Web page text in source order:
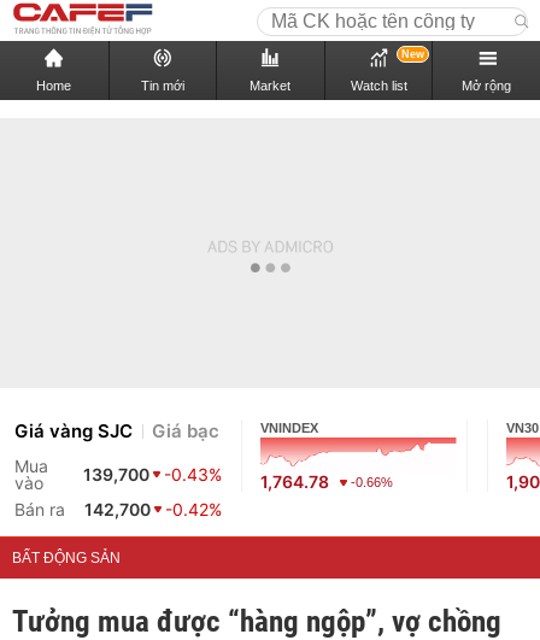
Home Tin mới Market Watch list
New
Mở rộng
Giá vàng SJC Giá bạc
Mua
vào
139,700
-0.43%
Bán ra
142,700 -0.42%
VNINDEX
1,764.78 -0.66%
VN30
BẤT ĐỘNG SẢN
Tưởng mua được “hàng ngộp”, vợ chồng